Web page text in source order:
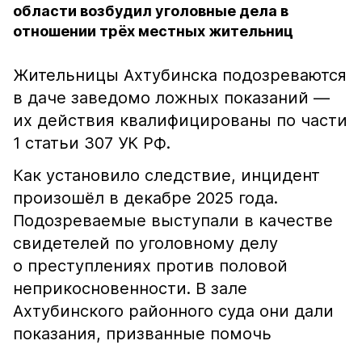
области возбудил уголовные дела в
отношении трёх местных жительниц
Жительницы Ахтубинска подозреваются
в даче заведомо ложных показаний —
их действия квалифицированы по части
1 статьи 307 УК РФ.
Как установило следствие, инцидент
произошёл в декабре 2025 года.
Подозреваемые выступали в качестве
свидетелей по уголовному делу
о преступлениях против половой
неприкосновенности. В зале
Ахтубинского районного суда они дали
показания, призванные помочь